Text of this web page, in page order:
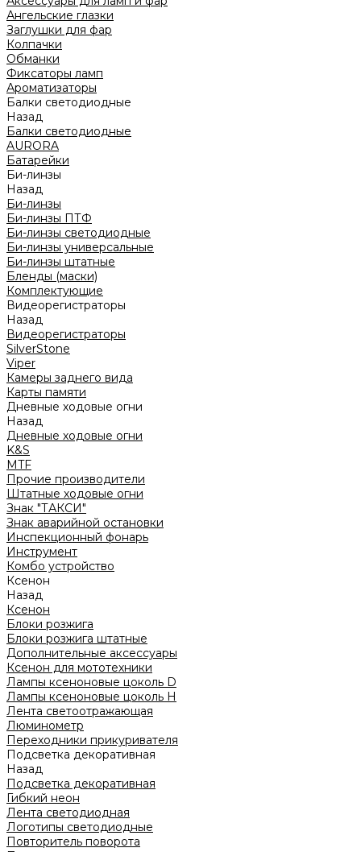
Ангельские глазки
Заглушки для фар
Колпачки
Обманки
Фиксаторы ламп
Ароматизаторы
Балки светодиодные
Назад
Балки светодиодные
AURORA
Батарейки
Би-линзы
Назад
Би-линзы
Би-линзы ПТФ
Би-линзы светодиодные
Би-линзы универсальные
Би-линзы штатные
Бленды (маски)
Комплектующие
Видеорегистраторы
Назад
Видеорегистраторы
SilverStone
Viper
Камеры заднего вида
Карты памяти
Дневные ходовые огни
Назад
Дневные ходовые огни
K&S
MTF
Прочие производители
Штатные ходовые огни
Знак "ТАКСИ"
Знак аварийной остановки
Инспекционный фонарь
Инструмент
Комбо устройство
Ксенон
Назад
Ксенон
Блоки розжига
Блоки розжига штатные
Дополнительные аксессуары
Ксенон для мототехники
Лампы ксеноновые цоколь D
Лампы ксеноновые цоколь H
Лента светоотражающая
Люминометр
Переходники прикуривателя
Подсветка декоративная
Назад
Подсветка декоративная
Гибкий неон
Лента светодиодная
Логотипы светодиодные
Повторитель поворота